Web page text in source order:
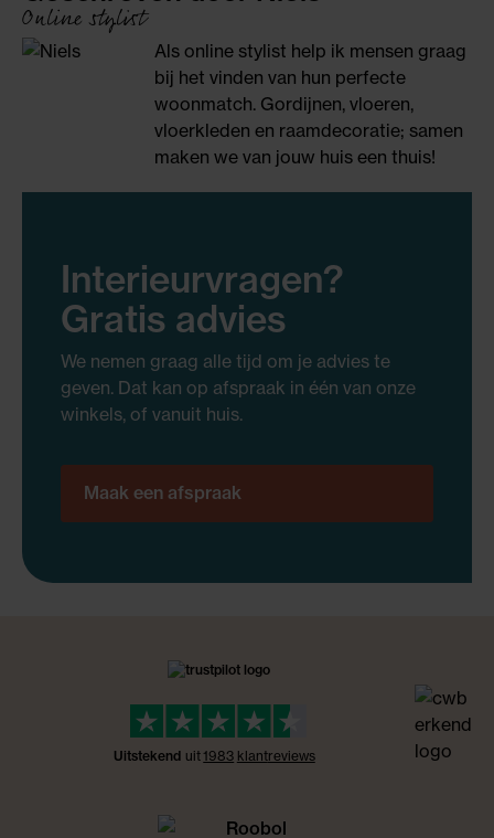
Online stylist
Als online stylist help ik mensen graag
bij het vinden van hun perfecte
woonmatch. Gordijnen, vloeren,
vloerkleden en raamdecoratie; samen
maken we van jouw huis een thuis!
Interieurvragen?
Gratis advies
We nemen graag alle tijd om je advies te
geven. Dat kan op afspraak in één van onze
winkels, of vanuit huis.
Maak een afspraak
Uitstekend uit 1983 klantreviews